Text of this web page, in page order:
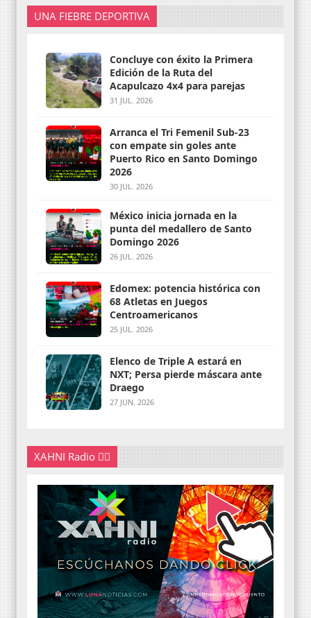
UNA FIEBRE DEPORTIVA
Concluye con éxito la Primera
Edición de la Ruta del
Acapulcazo 4x4 para parejas
31 JUL. 2026
Arranca el Tri Femenil Sub-23
con empate sin goles ante
Puerto Rico en Santo Domingo
2026
30 JUL. 2026
México inicia jornada en la
punta del medallero de Santo
Domingo 2026
26 JUL. 2026
Edomex: potencia histórica con
68 Atletas en Juegos
Centroamericanos
25 JUL. 2026
Elenco de Triple A estará en
NXT; Persa pierde máscara ante
Draego
27 JUN. 2026
XAHNI Radio 👇🏽